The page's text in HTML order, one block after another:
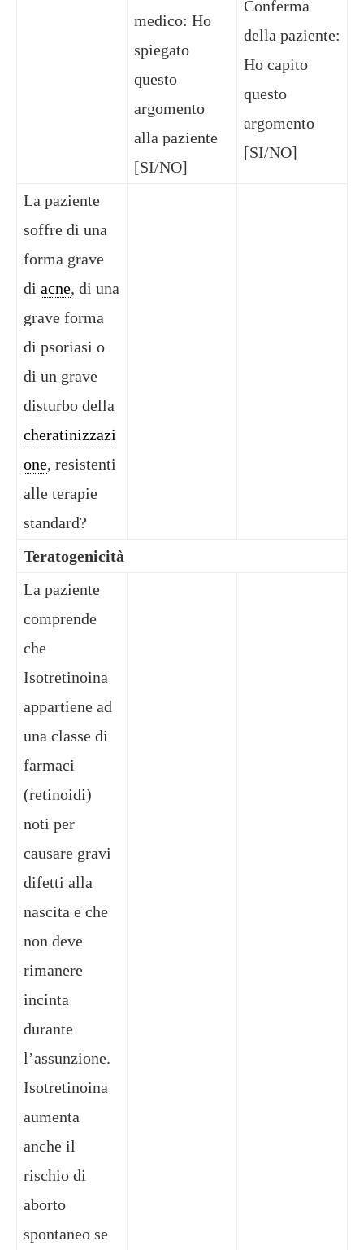
medico: Ho
spiegato
questo
argomento
alla paziente
[SI/NO]
Conferma
della paziente:
Ho capito
questo
argomento
[SI/NO]
La paziente
soffre di una
forma grave
di acne, di una
grave forma
di psoriasi o
di un grave
disturbo della
cheratinizzazi
one, resistenti
alle terapie
standard?
Teratogenicità
La paziente
comprende
che
Isotretinoina
appartiene ad
una classe di
farmaci
(retinoidi)
noti per
causare gravi
difetti alla
nascita e che
non deve
rimanere
incinta
durante
l’assunzione.
Isotretinoina
aumenta
anche il
rischio di
aborto
spontaneo se